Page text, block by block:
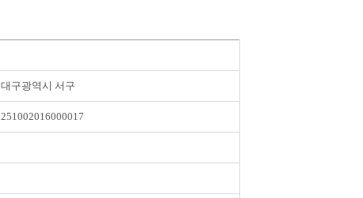
대구광역시 서구
251002016000017